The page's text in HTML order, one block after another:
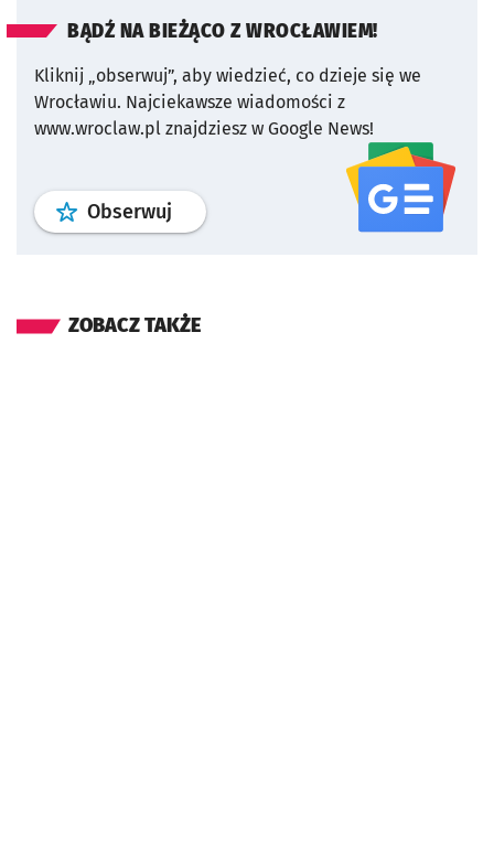
BĄDŹ NA BIEŻĄCO Z WROCŁAWIEM!
Kliknij „obserwuj”, aby wiedzieć, co dzieje się we
Wrocławiu. Najciekawsze wiadomości z
www.wroclaw.pl znajdziesz w Google News!
Obserwuj profil serwisu
ZOBACZ TAKŻE